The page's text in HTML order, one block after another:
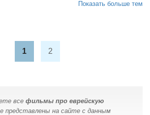
Показать больше тем
1 2
все фильмы про еврейскую
представлены на сайте с данным